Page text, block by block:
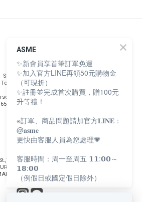
INFO
Safety Testing
Shopping Guidelines
Terms and Conditions
Privacy Policy
Data Protection Act
Anti-Fraud Statement
Contact
Dist.,Kaohsiung City 803003,Taiwan
：MON-FRI 11:00-17:30
：contact@asme.life
ASME
✨新會員享首筆訂單免運
✨加入官方LINE再領50元購物金
（可現折）
✨註冊並完成首次購買，贈100元
升等禮！
※訂單、商品問題請加官方𝐋𝐈𝐍𝐄：
@𝐚𝐬𝐦𝐞
更快由客服人員為您處理💗
客服時間：周一至周五 𝟭𝟭:𝟬𝟬～
𝟭𝟴:𝟬𝟬
（例假日或國定假日除外）